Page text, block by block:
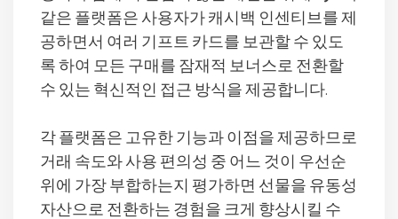
같은 플랫폼은 사용자가 캐시백 인센티브를 제
공하면서 여러 기프트 카드를 보관할 수 있도
록 하여 모든 구매를 잠재적 보너스로 전환할
수 있는 혁신적인 접근 방식을 제공합니다.
각 플랫폼은 고유한 기능과 이점을 제공하므로
거래 속도와 사용 편의성 중 어느 것이 우선순
위에 가장 부합하는지 평가하면 선물을 유동성
자산으로 전환하는 경험을 크게 향상시킬 수